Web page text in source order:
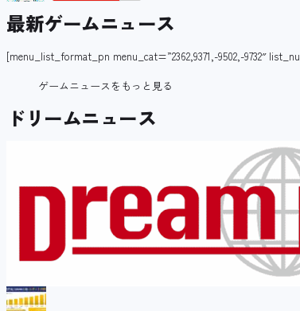
最新ゲームニュース
[menu_list_format_pn menu_cat=”2362,9371,-9502,-9732″
ゲームニュースをもっと見る
ドリームニュース